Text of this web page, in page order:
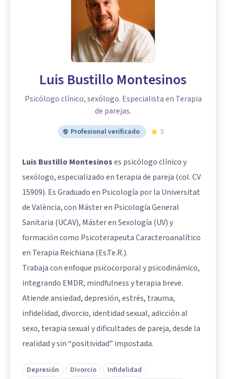
Luis Bustillo Montesinos
Psicólogo clínico, sexólogo. Especialista en Terapia
de parejas.
Profesional verificado 5
Luis Bustillo Montesinoses psicólogo clínico y
sexólogo, especializado en terapia de pareja (col. CV
15909). Es Graduado en Psicología por la Universitat
de València, con Máster en Psicología General
Sanitaria (UCAV), Máster en Sexología (UV) y
formación como Psicoterapeuta Caracteroanalítico
en Terapia Reichiana (Es.Te.R.).
Trabaja con enfoque psicocorporal y psicodinámico,
integrando EMDR, mindfulness y terapia breve.
Atiende ansiedad, depresión, estrés, trauma,
infidelidad, divorcio, identidad sexual, adicción al
sexo, terapia sexual y dificultades de pareja, desde la
realidad y sin “positividad” impostada.
Depresión Divorcio
Infidelidad